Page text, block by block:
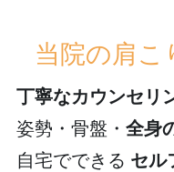
当院の肩こ
丁寧なカウンセリ
姿勢・骨盤・ 全身
自宅でできる セル